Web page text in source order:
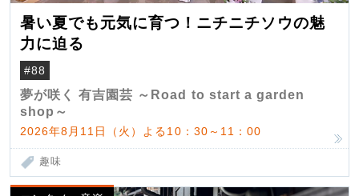
暑い夏でも元気に育つ！ニチニチソウの魅
力に迫る
#88
夢が咲く 有吉園芸 ～Road to start a garden
shop～
2026年8月11日（火）よる10：30～11：00
趣味